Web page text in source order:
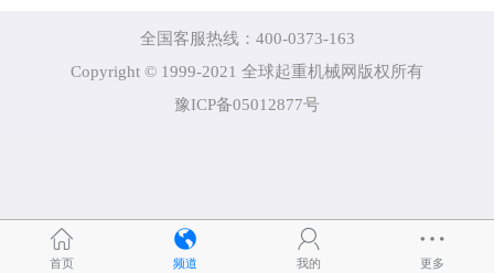
全国客服热线：400-0373-163
Copyright © 1999-2021 全球起重机械网版权所有
豫ICP备05012877号
首页 频道 我的 更多